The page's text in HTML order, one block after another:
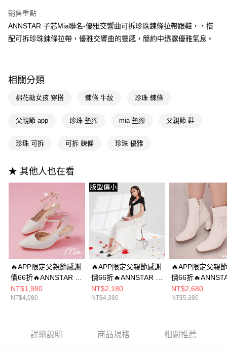
台新國際商業銀行
台灣樂天信用卡公司
元大商業銀行
玉山商業銀行
星展（台灣）商業銀行
台灣樂天信用卡公司
街口支付
相關說明
1.本服務由台灣大哥大提供，台灣大哥大用戶可立即使用無須另外申請。
流程，驗證手機門號後，選擇欲分期的期數、繳款截止日，確認付款後即完
4.訂單成立30分鐘內，如未前往確認交易或遇審核未通過，訂單將自動取
消。如遇「轉專審核」未通過狀況，表示未達大哥付你分期系統評分，恕無
【繳款方式說明】
1.分期款項不併入電信帳單，「大哥付你分期」於每月結算日後寄送繳費提
醒簡訊。
2.透過簡訊連結打開帳單後，可選擇「超商條碼／台灣大直營門市／銀行轉
帳／街口支付／iPASS MONEY」等通路繳費。
【注意事項】
1.本服務係由「台灣大哥大股份有限公司」（以下簡稱本公司）所提供，讓
用戶於交易時，得透過本服務購買商品或服務，並由商店將買賣／分期付款
買賣價金債權讓與本公司後，依約使用本公司帳單繳交帳款。
2.基於同意付款使用「大哥付你分期」之契約關係目的，商店將以您的個人
資料（包含姓名、電話或地址）提供予台灣大哥大進項蒐集、處理及利用，
AFTEE先享後付
【關於「AFTEE先享後付」】
１．簡單：不需註冊會員、不需綁卡、不需儲值。
２．便利：只要手機號碼，簡訊認證，即可結帳。
３．安心：先確認商品／服務後，再付款。
【「AFTEE先享後付」結帳流程】
１．於結帳方式選擇「AFTEE先享後付」後，將跳轉至「AFTEE先享後付」
結帳頁面，進行簡訊認證並確認金額後，即可完成結帳。
２．訂單成立數日內，您將收到繳費通知簡訊。
３．收到繳費通知簡訊後14天內，點擊此簡訊中的連結，可透過四大超商／
ATM／網路銀行／等多元方式進行付款，方視為交易完成。
※ 請注意：結帳手續完成當下不需立刻繳費，但若您需要取消訂單，請聯絡
購買商品的店家。未經商家同意取消之訂單仍視為有效，需透過AFTEE先享
後付繳納相關費用。
※ 交易是否成功請以「AFTEE先享後付 」之結帳頁面顯示為準，若有關於
是否繳費成功／繳費後需取消欲退款等相關疑問，請聯繫「AFTEE先享後付
１．透過由恩沛科技股份有限公司提供之「AFTEE先享後付」服務完成之交
運送方式
全家付款取貨
每筆NT$100，滿NT$999(含以上)免運費
付款後全家取貨
每筆NT$100，滿NT$999(含以上)免運費
萊爾富付款取貨
每筆NT$100，滿NT$999(含以上)免運費
付款後萊爾富取貨
每筆NT$100，滿NT$999(含以上)免運費
銷售重點
ANNSTAR 子芯Mia聯名-優雅交響曲可拆珍珠鍊條拉帶跟鞋，，搭
配可拆珍珠鍊條拉帶，優雅交響曲的靈感，簡約中透露優雅氣息。
相關分類
棉花糖女孩 穿搭 鍊條 牛紋 珍珠 鍊條
父親節 app 珍珠 墊腳 mia 墊腳 父親節 鞋
珍珠 可拆 可拆 鍊條 珍珠 優雅
★ 其他人也在看
🔥APP限定父親節感謝
價66折🔥ANNSTAR 子
芯Mia聯名-優雅交響曲
可拆珍珠鍊條拉帶跟鞋
NT$1,980
NT$4,080
🔥APP限定父親節感謝
價66折🔥ANNSTAR 子
芯Mia聯名-輕法小香風
可拆愛心鏈條娃娃鞋
NT$2,180
NT$4,380
🔥APP限定父親
價66折
妞聯名-法式香頌
可拆繫帶方頭短
NT$2,680
NT$5,380
詳細說明 商品規格 相關推薦